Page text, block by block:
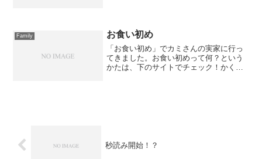
いの。ワ シ：ｗカミ...
Family お食い初め
「お食い初め」でカミさんの実家に行っ
てきました。お食い初めって何？という
かたは、下のサイトでチェック！かくい
秒読み開始！？